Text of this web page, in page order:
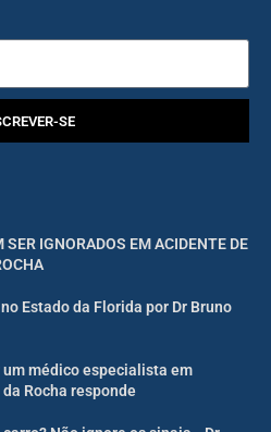
SE
IGNORADOS EM ACIDENTE DE
no Estado da Florida por Dr Bruno
médico especialista em
Rocha responde